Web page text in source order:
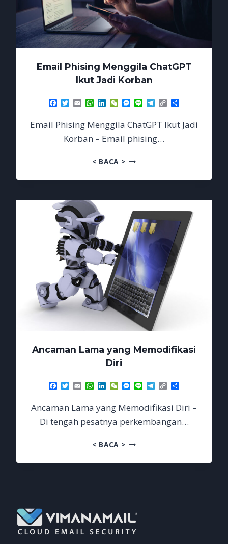
Email Phising Menggila ChatGPT
Ikut Jadi Korban
Facebook
TwitterEmailWhatsApp
LinkedIn
WeChatMessenger
Line Telegram
Copy
Link
Email Phising Menggila ChatGPT Ikut Jadi
Korban – Email phising…
< BACA >EMAIL
MENGGILA
IKUT
JADI
KORBAN
Ancaman Lama yang Memodifikasi
Diri
Facebook
TwitterEmailWhatsApp
LinkedIn
WeChatMessenger
Line Telegram
Copy
Link
Ancaman Lama yang Memodifikasi Diri –
Di tengah pesatnya perkembangan…
< BACA >ANCAMAN
YANG